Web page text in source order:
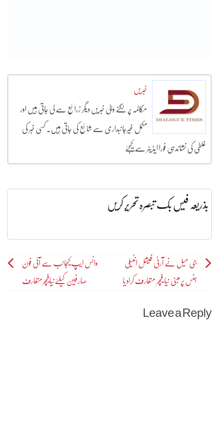
خبریں
مکالمہ پر لگنے والی خبریں دیگر زرائع سے لی جاتی ہیں اور
مکمل غیرجانبداری سے شائع کی جاتی ہیں۔ کسی خبر کی
غلطی کی نشاندہی فورا ایڈیٹر سے کیجئے
بذریعہ فیس بک تبصرہ تحریر کریں
Post
navigation
جی میل نے آرٹی فیشل انٹیلی
جنس پرمبنی نیا فیچر متعارف کرادیا
واٹس ایپ کیجانب سے آئی فون
صارفین کیلئےنیافیچرمتعارف
Leave a Reply